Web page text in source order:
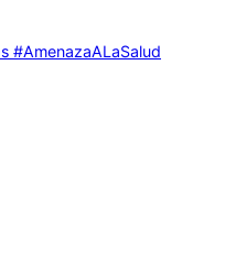
#AmenazaALaSalud